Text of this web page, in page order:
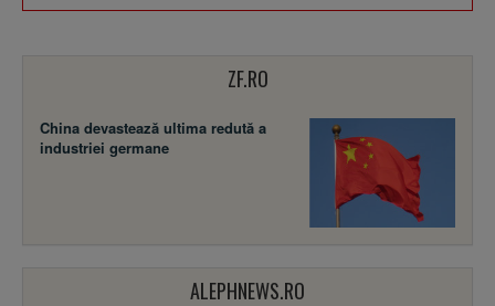
ZF.RO
China devastează ultima redută a
industriei germane
ALEPHNEWS.RO